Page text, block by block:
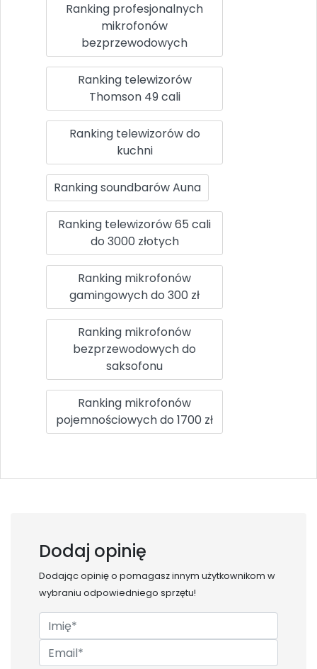
Ranking profesjonalnych
mikrofonów
bezprzewodowych
Ranking telewizorów
Thomson 49 cali
Ranking telewizorów do
kuchni
Ranking soundbarów Auna
Ranking telewizorów 65 cali
do 3000 złotych
Ranking mikrofonów
gamingowych do 300 zł
Ranking mikrofonów
bezprzewodowych do
saksofonu
Ranking mikrofonów
pojemnościowych do 1700 zł
Dodaj opinię
Dodając opinię o pomagasz innym użytkownikom w
wybraniu odpowiedniego sprzętu!